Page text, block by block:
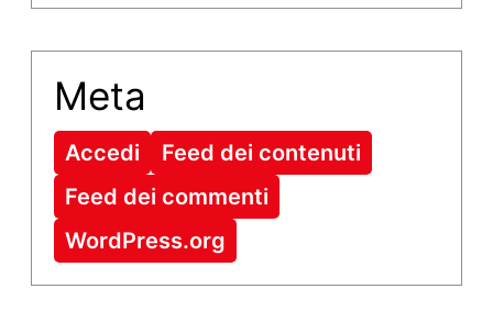
Meta
Accedi
Feed dei contenuti
Feed dei commenti
WordPress.org